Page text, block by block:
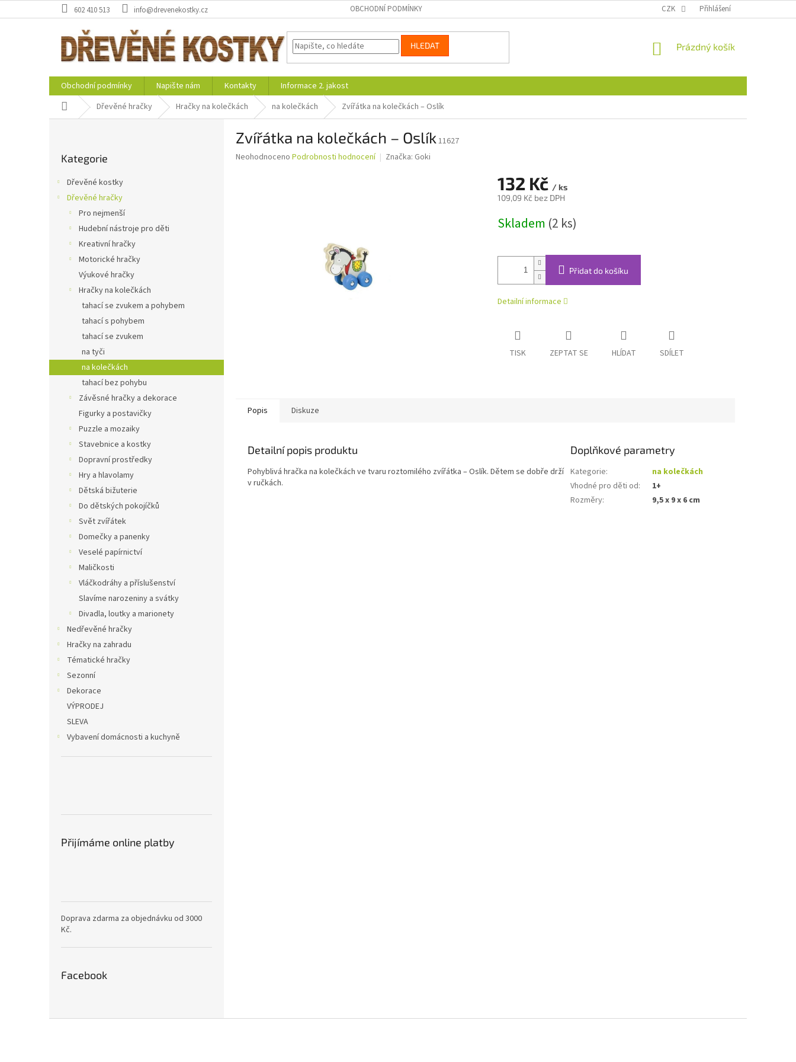
na
602 410 513 info@drevenekostky.cz OBCHODNÍ PODMÍNKY CZK Přihlášení
HLEDAT
NÁKUPNÍ
Prázdný košík
Obchodní podmínky Napište nám Kontakty
Informace 2. jakost
Domů Dřevěné hračky Hračky na kolečkách na kolečkách Zvířátka na kolečkách – Oslík
kategorie
Kategorie
Dřevěné kostky
Dřevěné hračky
Pro nejmenší
Hudební nástroje pro děti
Kreativní hračky
Motorické hračky
Výukové hračky
Hračky na kolečkách
tahací se zvukem a pohybem
tahací s pohybem
tahací se zvukem
na tyči
na kolečkách
tahací bez pohybu
Závěsné hračky a dekorace
Figurky a postavičky
Puzzle a mozaiky
Stavebnice a kostky
Dopravní prostředky
Hry a hlavolamy
Dětská bižuterie
Do dětských pokojíčků
Svět zvířátek
Domečky a panenky
Veselé papírnictví
Maličkosti
Vláčkodráhy a příslušenství
Slavíme narozeniny a svátky
Divadla, loutky a marionety
Nedřevěné hračky
Hračky na zahradu
Tématické hračky
Sezonní
Dekorace
VÝPRODEJ
SLEVA
Vybavení domácnosti a kuchyně
Přijímáme online platby
Doprava zdarma za objednávku od 3000
Kč.
Facebook
Zvířátka na kolečkách – Oslík 11627
Průměrné
Neohodnoceno Podrobnosti hodnocení Značka: Goki
132 Kč / ks
109,09 Kč bez DPH
cena:
Skladem (2 ks)
Přidat do košíku
Detailní informace
TISK ZEPTAT SE HLÍDAT SDÍLET
Popis Diskuze
Detailní popis produktu
Pohyblivá hračka na kolečkách ve tvaru roztomilého zvířátka – Oslík. Dětem se dobře drží
v ručkách.
Doplňkové parametry
Kategorie:
na kolečkách
Vhodné pro děti od:
1+
Rozměry: 9,5 x 9 x 6 cm